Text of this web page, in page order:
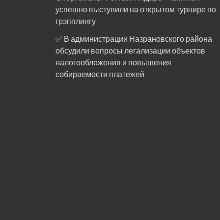
успешно выступили на открытом турнире по
грэпплингу
✅ В администрации Назрановского района
обсудили вопросы легализации объектов
налогообложения и повышения
собираемости платежей